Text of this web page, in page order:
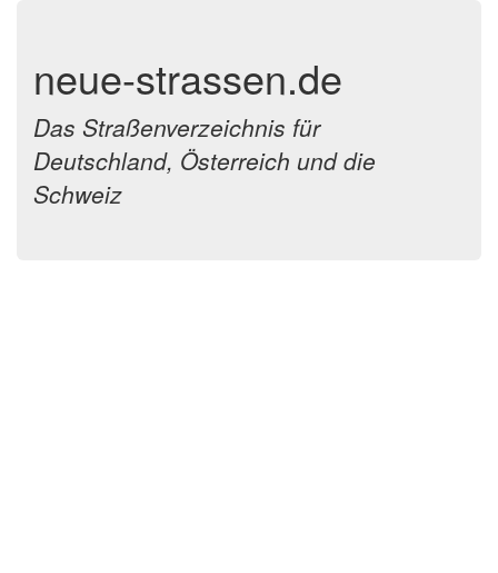
neue-strassen.de
Das Straßenverzeichnis für
Deutschland, Österreich und die
Schweiz